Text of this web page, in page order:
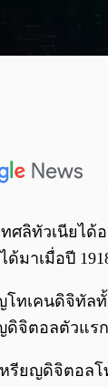
ศลิทัวเนียไ
ด้มาเมื่อปี
โทเคนดิจิทัล
ดิจิตอลตัวแร
รียญดิจิตอล